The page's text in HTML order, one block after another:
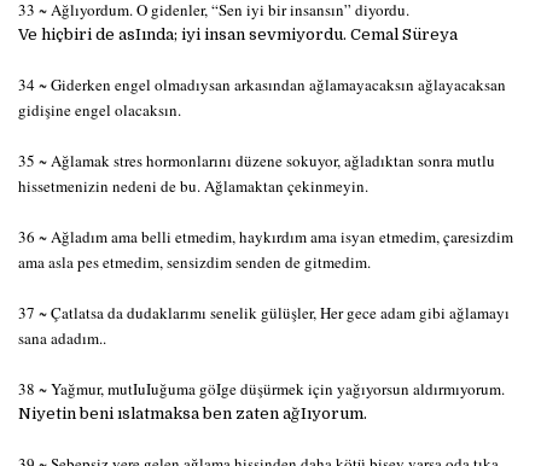
33 ~ Ağlıyordum. O gidenler, “Sen iyi bir insansın” diyordu.
Ve hiçbiri de asIında; iyi insan sevmiyordu. Cemal Süreya
34 ~ Giderken engel olmadıysan arkasından ağlamayacaksın ağlayacaksan
gidişine engel olacaksın.
35 ~ Ağlamak stres hormonlarını düzene sokuyor, ağladıktan sonra mutlu
hissetmenizin nedeni de bu. Ağlamaktan çekinmeyin.
36 ~ Ağladım ama belli etmedim, haykırdım ama isyan etmedim, çaresizdim
ama asla pes etmedim, sensizdim senden de gitmedim.
37 ~ Çatlatsa da dudaklarımı senelik gülüşler, Her gece adam gibi ağlamayı
sana adadım..
38 ~ Yağmur, mutIuIuğuma göIge düşürmek için yağıyorsun aldırmıyorum.
Niyetin beni ıslatmaksa ben zaten ağIıyorum.